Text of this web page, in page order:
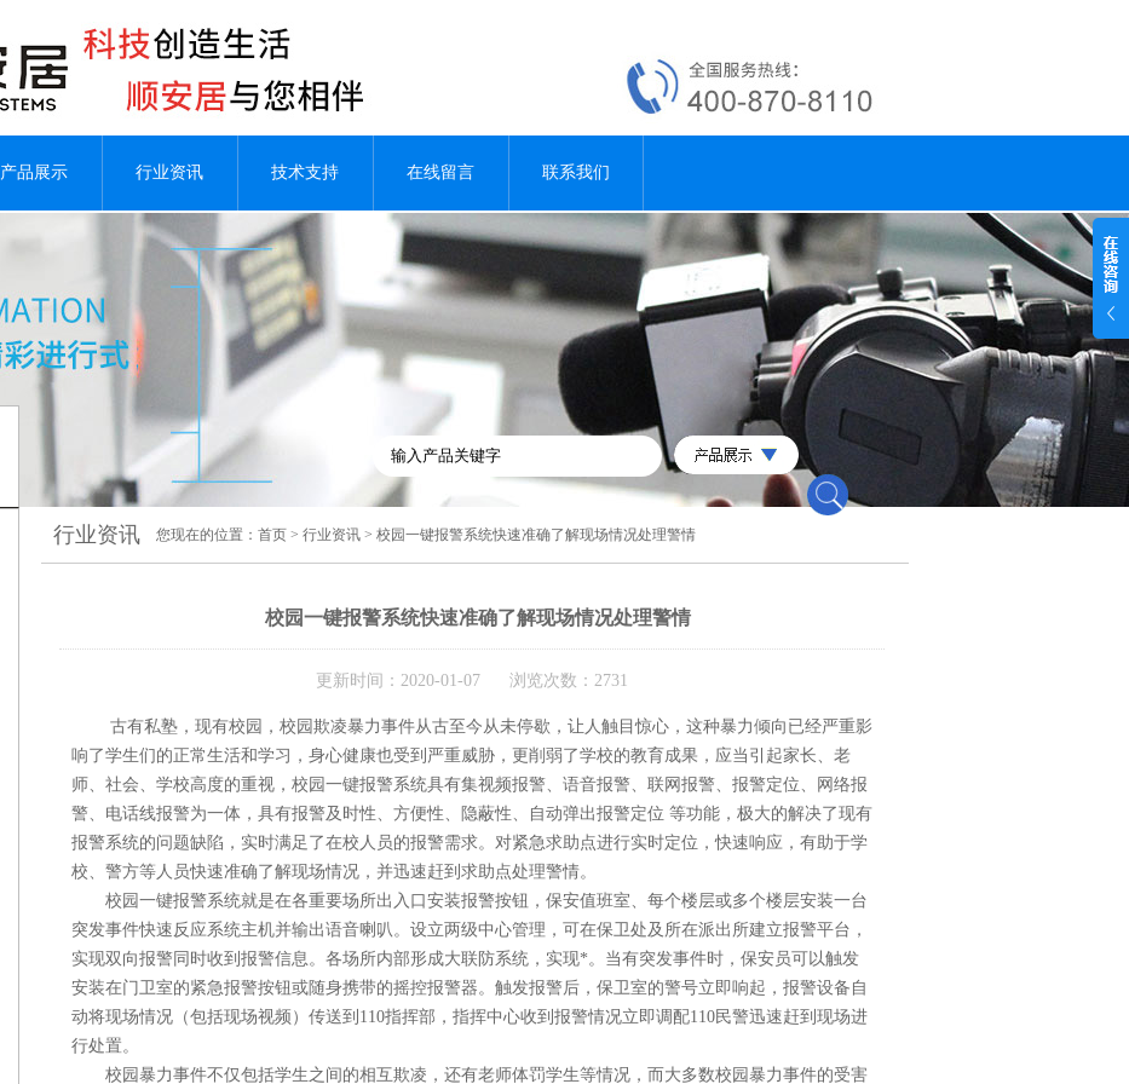
产品展示 行业资讯 技术支持 在线留言 联系我们
行业资讯 您现在的位置： 首页 > 行业资讯 > 校园一键报警系统快速准确了解现场情况处理警情
校园一键报警系统快速准确了解现场情况处理警情
更新时间：2020-01-07 浏览次数：2731
古有私塾，现有校园，校园欺凌暴力事件从古至今从未停歇，让人触目惊心，这种暴力倾向已经严重影
响了学生们的正常生活和学习，身心健康也受到严重威胁，更削弱了学校的教育成果，应当引起家长、老
师、社会、学校高度的重视，校园一键报警系统具有集视频报警、语音报警、联网报警、报警定位、网络报
警、电话线报警为一体，具有报警及时性、方便性、隐蔽性、自动弹出报警定位 等功能，极大的解决了现有
报警系统的问题缺陷，实时满足了在校人员的报警需求。对紧急求助点进行实时定位，快速响应，有助于学
校、警方等人员快速准确了解现场情况，并迅速赶到求助点处理警情。
校园一键报警系统就是在各重要场所出入口安装报警按钮，保安值班室、每个楼层或多个楼层安装一台
突发事件快速反应系统主机并输出语音喇叭。设立两级中心管理，可在保卫处及所在派出所建立报警平台，
实现双向报警同时收到报警信息。各场所内部形成大联防系统，实现*。当有突发事件时，保安员可以触发
安装在门卫室的紧急报警按钮或随身携带的摇控报警器。触发报警后，保卫室的警号立即响起，报警设备自
动将现场情况（包括现场视频）传送到110指挥部，指挥中心收到报警情况立即调配110民警迅速赶到现场进
行处置。
校园暴力事件不仅包括学生之间的相互欺凌，还有老师体罚学生等情况，而大多数校园暴力事件的受害